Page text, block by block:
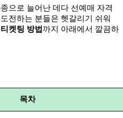
으로 늘어난 데다 선예매 자격
전하는 분들은 헷갈리기 쉬워
켓팅 방법 까지 아래에서 깔끔하
목차